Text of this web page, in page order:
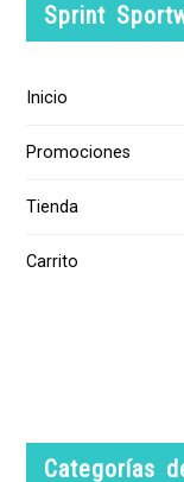
Sprint
Inicio
Promociones
Tienda
Carrito
Categorías